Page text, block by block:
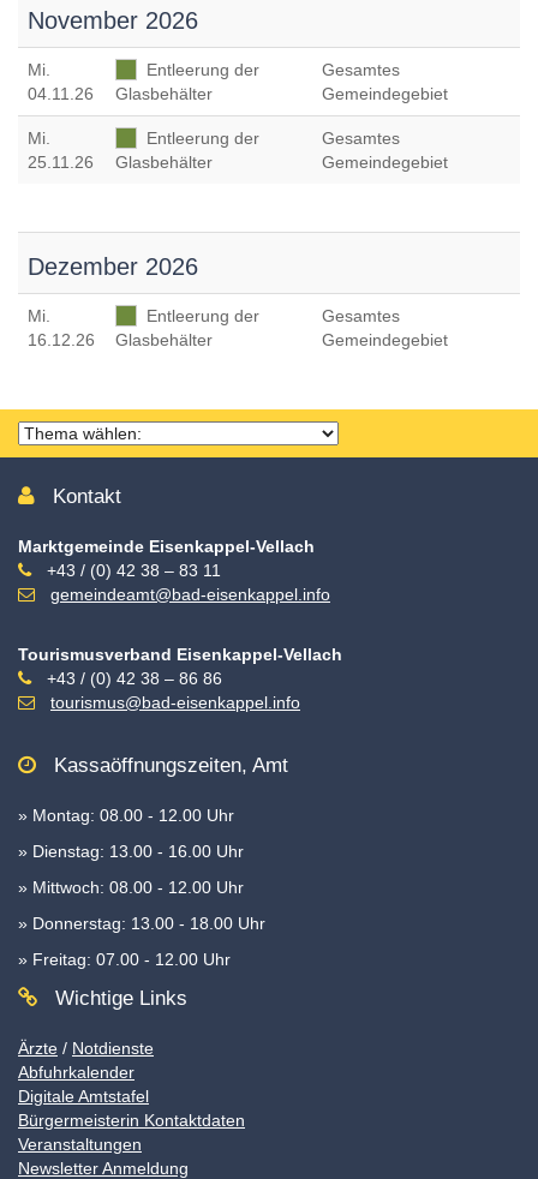
November 2026
Mi.
04.11.26
Entleerung der
Glasbehälter
Gesamtes
Gemeindegebiet
Mi.
25.11.26
Entleerung der
Glasbehälter
Gesamtes
Gemeindegebiet
Dezember 2026
Mi.
16.12.26
Entleerung der
Glasbehälter
Gesamtes
Gemeindegebiet
Thema
wählen
Kontakt
Marktgemeinde Eisenkappel-Vellach
+43 / (0) 42 38 – 83 11
gemeindeamt@bad-eisenkappel.info
Tourismusverband Eisenkappel-Vellach
+43 / (0) 42 38 – 86 86
tourismus@bad-eisenkappel.info
Kassaöffnungszeiten, Amt
» Montag: 08.00 - 12.00 Uhr
» Dienstag: 13.00 - 16.00 Uhr
» Mittwoch: 08.00 - 12.00 Uhr
» Donnerstag: 13.00 - 18.00 Uhr
» Freitag: 07.00 - 12.00 Uhr
Wichtige Links
Ärzte / Notdienste
Abfuhrkalender
Digitale Amtstafel
Bürgermeisterin Kontaktdaten
Veranstaltungen
Newsletter Anmeldung